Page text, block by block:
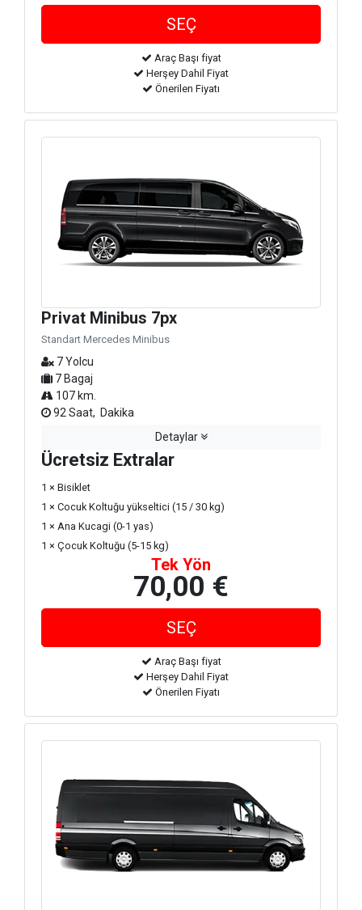
Araç Başı fiyat
Herşey Dahil Fiyat
Önerilen Fiyatı
Privat Minibus 7px
Standart Mercedes Minibus
7 Yolcu
7 Bagaj
107 km.
92 Saat, Dakika
Detaylar
Ücretsiz Extralar
1 × Bisiklet
1 × Cocuk Koltuğu yükseltici (15 / 30 kg)
1 × Ana Kucagi (0-1 yas)
1 × Çocuk Koltuğu (5-15 kg)
Tek Yön
70,00 €
Araç Başı fiyat
Herşey Dahil Fiyat
Önerilen Fiyatı